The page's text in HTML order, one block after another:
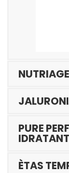
PURE
ÈTAS